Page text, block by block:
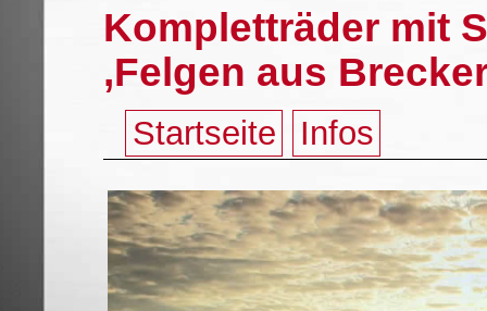
Kompletträder mit
,Felgen aus
Startseite Infos